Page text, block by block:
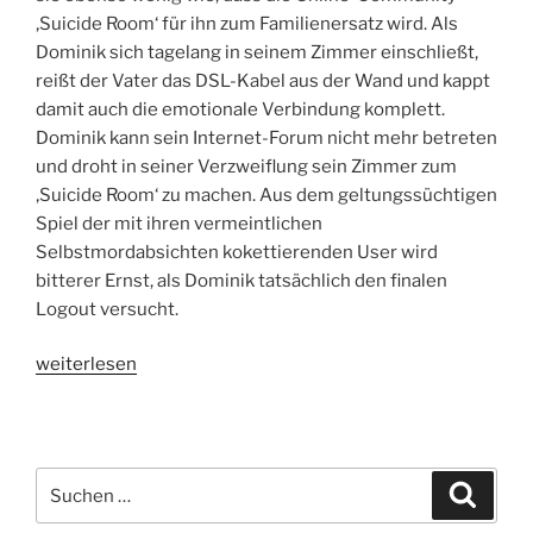
‚Suicide Room‘ für ihn zum Familienersatz wird. Als
Dominik sich tagelang in seinem Zimmer einschließt,
reißt der Vater das DSL-Kabel aus der Wand und kappt
damit auch die emotionale Verbindung komplett.
Dominik kann sein Internet-Forum nicht mehr betreten
und droht in seiner Verzweiflung sein Zimmer zum
‚Suicide Room‘ zu machen. Aus dem geltungssüchtigen
Spiel der mit ihren vermeintlichen
Selbstmordabsichten kokettierenden User wird
bitterer Ernst, als Dominik tatsächlich den finalen
Logout versucht.
„Berlinale
weiterlesen
nach: